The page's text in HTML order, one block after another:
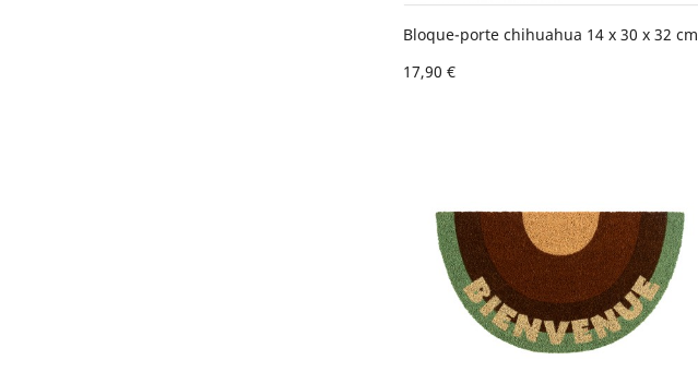
Bloque-porte chihuahua 14 x 30 x 32 cm
17,90 €